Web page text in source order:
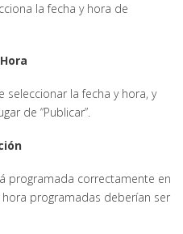
la fecha y hora de
seleccionar la fecha y hora, y
de “Publicar”.
programada correctamente en
hora programadas deberían ser